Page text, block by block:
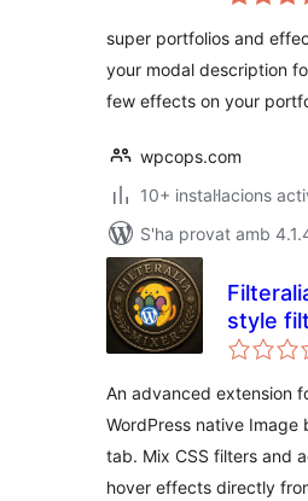
super portfolios and
your modal description
few effects on your
wpcops.com
10+ instal·lacions
S'ha provat amb
style
An advanced extension
WordPress native Image
tab. Mix CSS filters and
hover effects directly